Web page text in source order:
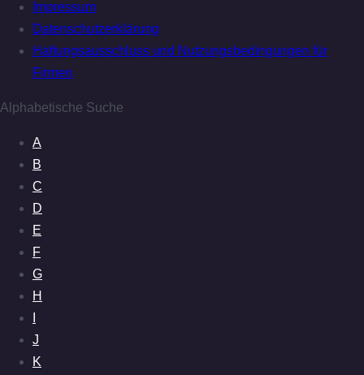
Impressum
Datenschutzerklärung
Haftungsausschluss und Nutzungsbedingungen für
Firmen
Alphabetische Suche
A
B
C
D
E
F
G
H
J
K